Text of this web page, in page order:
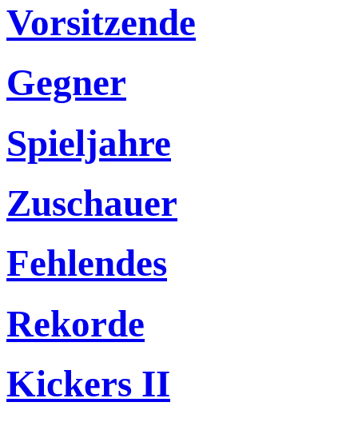
Vorsitzende
Gegner
Spieljahre
Zuschauer
Fehlendes
Rekorde
Kickers II